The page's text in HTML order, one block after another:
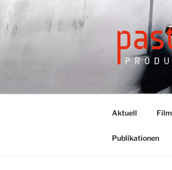
springen
Aktuell Film
Publikationen